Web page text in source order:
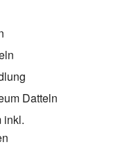
Datteln
inkl.